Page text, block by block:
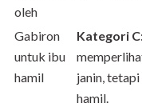
oleh
Gabiron
untuk ibu
hamil
Kategori
janin,
hamil.